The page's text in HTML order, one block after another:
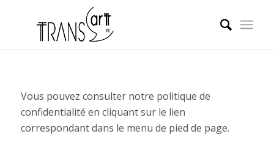
Vous pouvez consulter notre politique de
confidentialité en cliquant sur le lien
correspondant dans le menu de pied de page.